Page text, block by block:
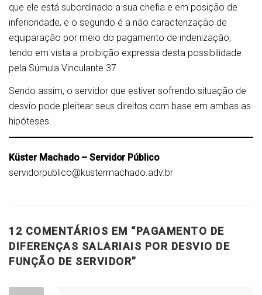
que ele está subordinado a sua chefia e em posição de
inferioridade, e o segundo é a não caracterização de
equiparação por meio do pagamento de indenização,
tendo em vista a proibição expressa desta possibilidade
pela Súmula Vinculante 37.
Sendo assim, o servidor que estiver sofrendo situação de
desvio pode pleitear seus direitos com base em ambas as
hipóteses.
Küster Machado – Servidor Público
servidorpublico@kustermachado.adv.br
12 COMENTÁRIOS EM “PAGAMENTO DE
DIFERENÇAS SALARIAIS POR DESVIO DE
FUNÇÃO DE SERVIDOR”